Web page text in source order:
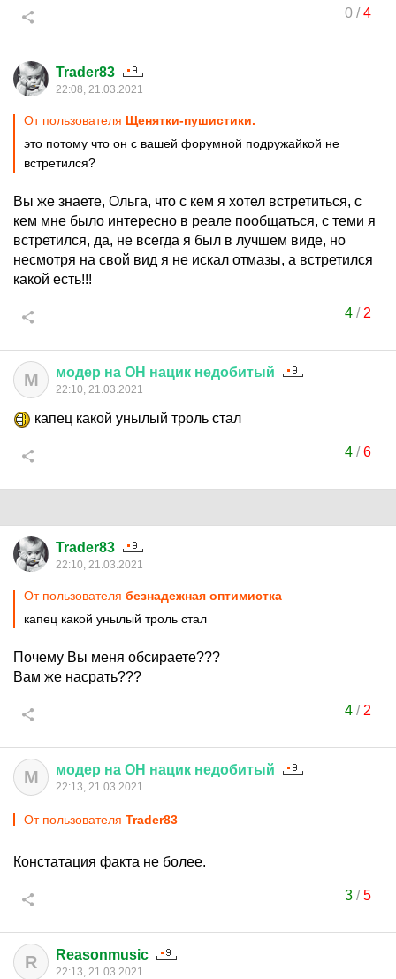
0/4
Trader83
22:08, 21.03.2021
От пользователя Щенятки-пушистики.
это потому что он с вашей форумной подружайкой не
встретился?
Вы же знаете, Ольга, что с кем я хотел встретиться, с
кем мне было интересно в реале пообщаться, с теми я
встретился, да, не всегда я был в лучшем виде, но
несмотря на свой вид я не искал отмазы, а встретился
какой есть!!!
4/ 2
М модер на ОН нацик недобитый
22:10, 21.03.2021
капец какой унылый троль стал
4/6
Trader83
22:10, 21.03.2021
От пользователя безнадежная оптимистка
капец какой унылый троль стал
Почему Вы меня обсираете???
Вам же насрать???
4/ 2
М модер на ОН нацик недобитый
22:13, 21.03.2021
От пользователя Trader83
Констатация факта не более.
3/5
R Reasonmusic
22:13, 21.03.2021